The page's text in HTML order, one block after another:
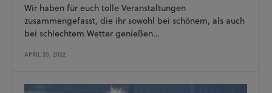
Wir haben für euch tolle Veranstaltungen
zusammengefasst, die ihr sowohl bei schönem, als auch
bei schlechtem Wetter genießen…
APRIL 20, 2022